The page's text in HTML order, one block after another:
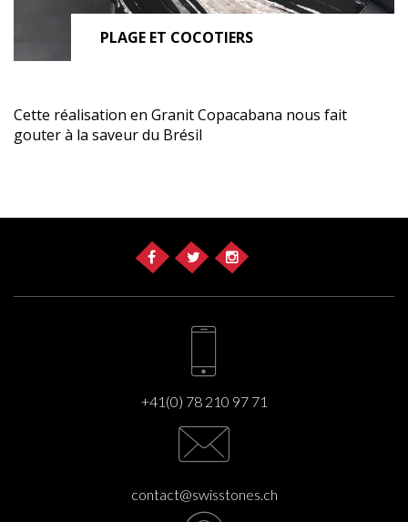
PLAGE ET COCOTIERS
Cette réalisation en Granit Copacabana nous fait
gouter à la saveur du Brésil
+41(0) 78 210 97 71
contact@swisstones.ch